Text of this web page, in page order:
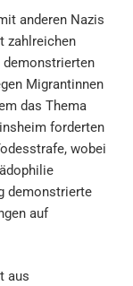
anderen Nazis
zahlreichen
demonstrierten
Migrantinnen
das Thema
forderten
wobei
demonstrierte
auf
aus